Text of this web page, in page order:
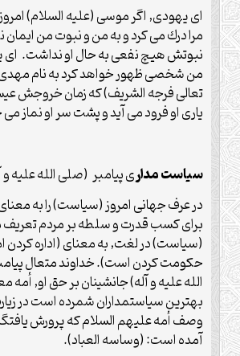
اى يهودى, اگر موسى (علیه السلام)
مرا درك مى كرد و به من و نبوت من ايمان
نبوتش هيچ نفعى به حال او نداشت. اى
من شخصى ظهور خواهد كرد به نام
تعالی فرجه الشریف) كه زمان خروجش
يارى او فرود مى آيد و پشت سر او نماز مى
سياست مدارى پيامبر (صلی الله علیه و
در عرف جهانى امروز (سياست) را به
براى كسب قدرت و سلطه بر مردم تعريف
(سياست) در لغت, به معناى (اداره
حكومت كردن است). خداوند متعال
الله علیه و آله) جانشينان بر حق او, أمه
بهترين سياستمداران شمرده است در
وصف أمه عليهم السلام كه پرورش
آمده است: (وساسه العباد).